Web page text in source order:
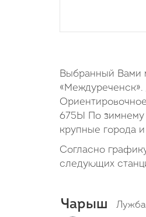
Выбранный Вами
675Ы По зимнему
крупные города
Согласно
следующих
Чарыш
Лужба